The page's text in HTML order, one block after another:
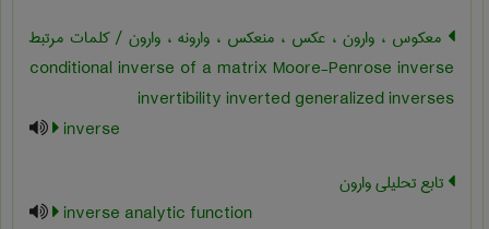
معکوس ، وارون ، عکس ، منعکس ، وارونه ، وارون / کلمات مرتبط
conditional inverse of a matrix Moore-Penrose inverse
invertibility inverted generalized inverses
inverse
تابع تحلیلی وارون
inverse analytic function